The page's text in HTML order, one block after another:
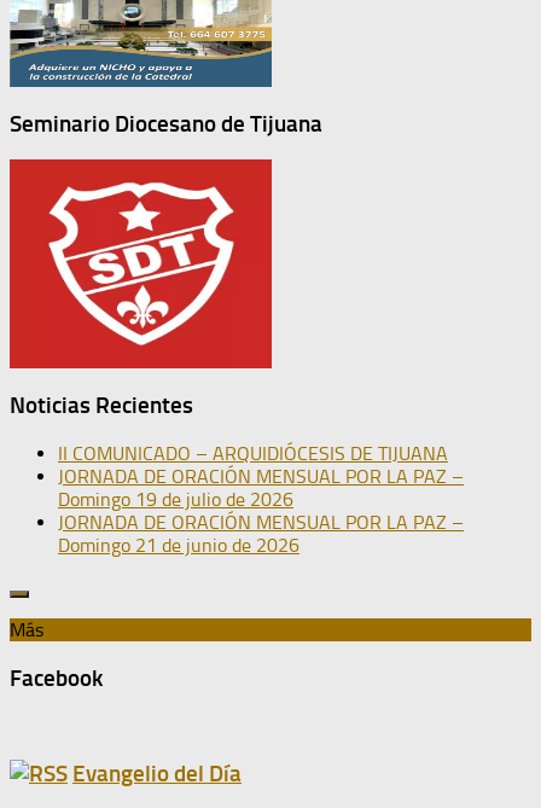
Seminario Diocesano de Tijuana
Noticias Recientes
II COMUNICADO – ARQUIDIÓCESIS DE TIJUANA
JORNADA DE ORACIÓN MENSUAL POR LA PAZ –
Domingo 19 de julio de 2026
JORNADA DE ORACIÓN MENSUAL POR LA PAZ –
Domingo 21 de junio de 2026
Más
Facebook
Evangelio del Día